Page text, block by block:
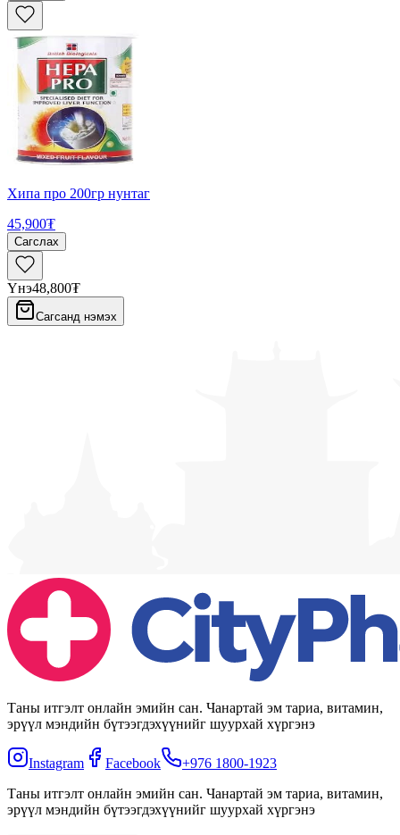
Хипа про 200гр нунтаг
45,900₮
Сагслах
Үнэ48,800₮
Сагсанд нэмэх
Таны итгэлт онлайн эмийн сан. Чанартай эм тариа, витамин,
эрүүл мэндийн бүтээгдэхүүнийг шуурхай хүргэнэ
Instagram Facebook
+976 1800-1923
Таны итгэлт онлайн эмийн сан. Чанартай эм тариа, витамин,
эрүүл мэндийн бүтээгдэхүүнийг шуурхай хүргэнэ